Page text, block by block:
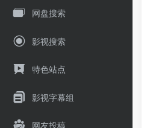
网盘搜索
影视搜索
特色站点
影视字幕组
网友投稿